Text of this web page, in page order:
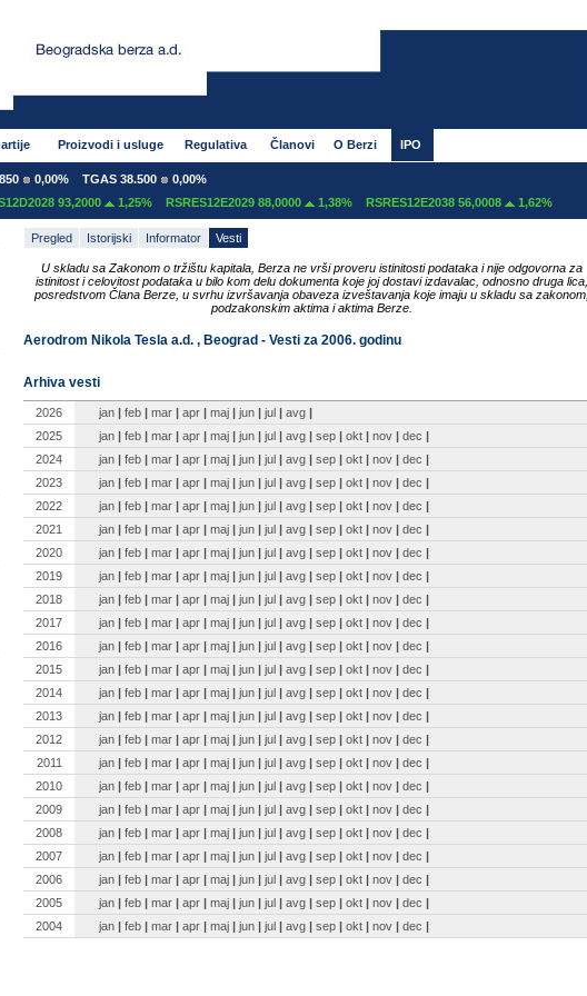
Proizvodi i usluge Regulativa Članovi O Berzi IPO
0,00% TGAS 38.500
0,00%
93,2000 1,25% RSRES12E2029 88,0000 1,38% RSRES12E2038 56,0008 1,62%
Pregled Istorijski Informator Vesti
U skladu sa Zakonom o tržištu kapitala, Berza ne vrši proveru istinitosti podataka i nije odgovorna za
istinitost i celovitost podataka u bilo kom delu dokumenta koje joj dostavi izdavalac, odnosno druga lica,
posredstvom Člana Berze, u svrhu izvršavanja obaveza izveštavanja koje imaju u skladu sa zakonom,
podzakonskim aktima i aktima Berze.
Aerodrom Nikola Tesla a.d. , Beograd - Vesti za 2006. godinu
Arhiva vesti
2026 jan | feb | mar | apr | maj | jun | jul | avg |
2025
jan | feb | mar | apr | maj | jun | jul | avg | sep | okt | nov | dec |
2024
jan | feb | mar | apr | maj | jun | jul | avg | sep | okt | nov | dec |
2023
jan | feb | mar | apr | maj | jun | jul | avg | sep | okt | nov | dec |
2022
jan | feb | mar | apr | maj | jun | jul | avg | sep | okt | nov | dec |
2021
jan | feb | mar | apr | maj | jun | jul | avg | sep | okt | nov | dec |
2020
jan | feb | mar | apr | maj | jun | jul | avg | sep | okt | nov | dec |
2019
jan | feb | mar | apr | maj | jun | jul | avg | sep | okt | nov | dec |
2018
jan | feb | mar | apr | maj | jun | jul | avg | sep | okt | nov | dec |
2017
jan | feb | mar | apr | maj | jun | jul | avg | sep | okt | nov | dec |
2016
jan | feb | mar | apr | maj | jun | jul | avg | sep | okt | nov | dec |
2015
jan | feb | mar | apr | maj | jun | jul | avg | sep | okt | nov | dec |
2014
jan | feb | mar | apr | maj | jun | jul | avg | sep | okt | nov | dec |
2013
jan | feb | mar | apr | maj | jun | jul | avg | sep | okt | nov | dec |
2012
jan | feb | mar | apr | maj | jun | jul | avg | sep | okt | nov | dec |
2011
jan | feb | mar | apr | maj | jun | jul | avg | sep | okt | nov | dec |
2010
jan | feb | mar | apr | maj | jun | jul | avg | sep | okt | nov | dec |
2009
jan | feb | mar | apr | maj | jun | jul | avg | sep | okt | nov | dec |
2008
jan | feb | mar | apr | maj | jun | jul | avg | sep | okt | nov | dec |
2007
jan | feb | mar | apr | maj | jun | jul | avg | sep | okt | nov | dec |
2006
jan | feb | mar | apr | maj | jun | jul | avg | sep | okt | nov | dec |
2005
jan | feb | mar | apr | maj | jun | jul | avg | sep | okt | nov | dec |
2004
jan | feb | mar | apr | maj | jun | jul | avg | sep | okt | nov | dec |